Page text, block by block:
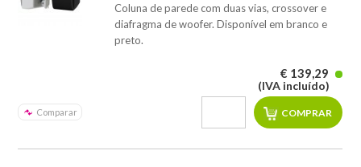
Coluna de parede com duas vias, crossover e
diafragma de woofer. Disponível em branco e
preto.
Comparar
€ 139,29
(IVA incluído)